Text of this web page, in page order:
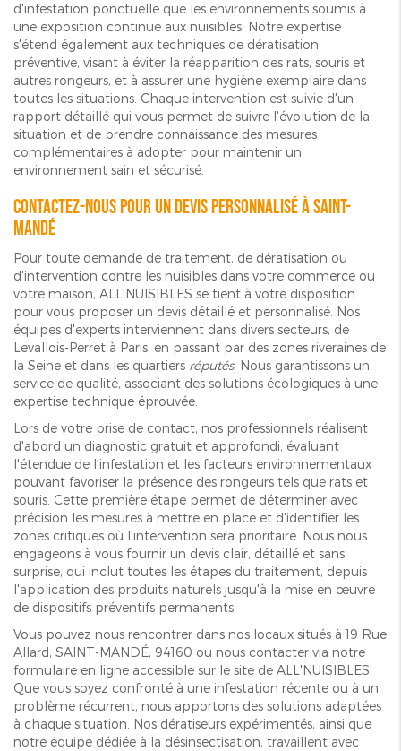
d'infestation ponctuelle que les environnements soumis à
une exposition continue aux nuisibles. Notre expertise
s'étend également aux techniques de dératisation
préventive, visant à éviter la réapparition des rats, souris et
autres rongeurs, et à assurer une hygiène exemplaire dans
toutes les situations. Chaque intervention est suivie d'un
rapport détaillé qui vous permet de suivre l'évolution de la
situation et de prendre connaissance des mesures
complémentaires à adopter pour maintenir un
environnement sain et sécurisé.
Contactez-nous pour un devis personnalisé à SAINT-
MANDÉ
Pour toute demande de traitement, de dératisation ou
d'intervention contre les nuisibles dans votre commerce ou
votre maison, ALL'NUISIBLES se tient à votre disposition
pour vous proposer un devis détaillé et personnalisé. Nos
équipes d'experts interviennent dans divers secteurs, de
Levallois-Perret à Paris, en passant par des zones riveraines de
la Seine et dans les quartiers réputés. Nous garantissons un
service de qualité, associant des solutions écologiques à une
expertise technique éprouvée.
Lors de votre prise de contact, nos professionnels réalisent
d'abord un diagnostic gratuit et approfondi, évaluant
l'étendue de l'infestation et les facteurs environnementaux
pouvant favoriser la présence des rongeurs tels que rats et
souris. Cette première étape permet de déterminer avec
précision les mesures à mettre en place et d'identifier les
zones critiques où l'intervention sera prioritaire. Nous nous
engageons à vous fournir un devis clair, détaillé et sans
surprise, qui inclut toutes les étapes du traitement, depuis
l'application des produits naturels jusqu'à la mise en œuvre
de dispositifs préventifs permanents.
Vous pouvez nous rencontrer dans nos locaux situés à 19 Rue
Allard, SAINT-MANDÉ, 94160 ou nous contacter via notre
formulaire en ligne accessible sur le site de ALL'NUISIBLES.
Que vous soyez confronté à une infestation récente ou à un
problème récurrent, nous apportons des solutions adaptées
à chaque situation. Nos dératiseurs expérimentés, ainsi que
notre équipe dédiée à la désinsectisation, travaillent avec